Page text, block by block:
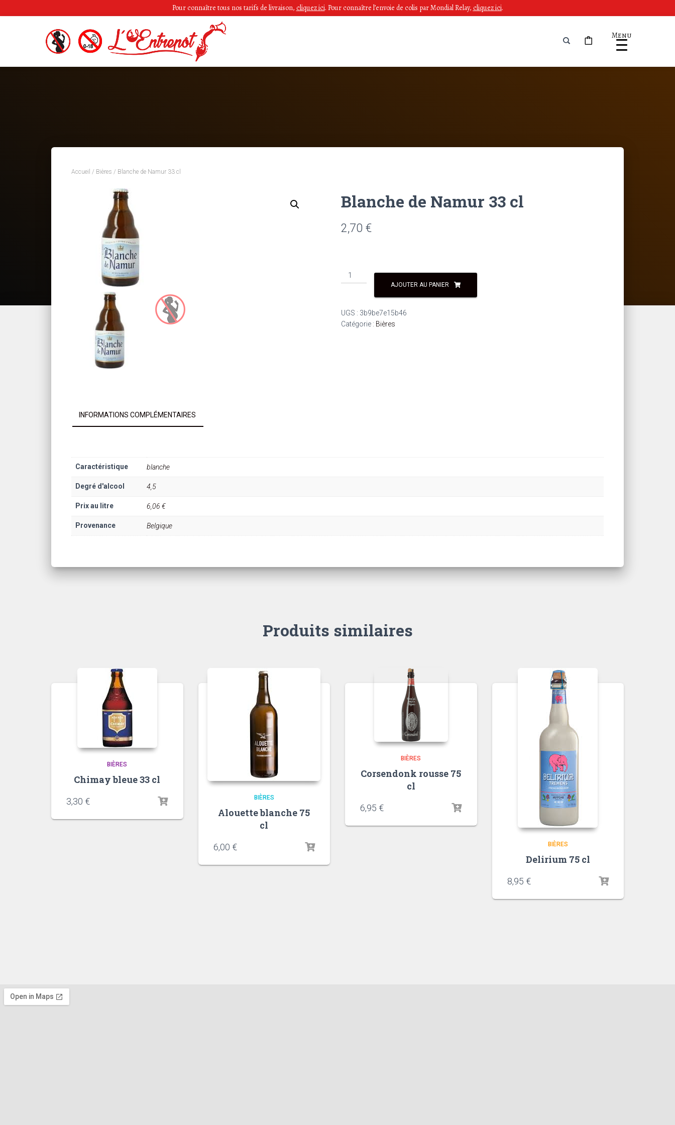
Pour connaître tous nos tarifs de livraison, cliquez ici. Pour connaître l’envoie de colis par Mondial Relay, cliquez ici.
Menu
Accueil / Bières / Blanche de Namur 33 cl
Blanche de Namur 33 cl
2,70 €
AJOUTER AU PANIER
UGS : 3b9be7e15b46
Catégorie : Bières
INFORMATIONS COMPLÉMENTAIRES
Caractéristique blanche
Degré d'alcool 4,5
Prix au litre 6,06 €
Provenance Belgique
Produits similaires
BIÈRES
Chimay bleue 33 cl
3,30 € BIÈRES
Alouette blanche 75
cl
6,00 €
BIÈRES
Corsendonk rousse 75
cl
6,95 €
BIÈRES
Delirium 75 cl
8,95 €